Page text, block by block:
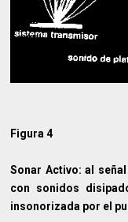
Figura 4
Sonar Activo: al
con sonidos
insonorizada por el